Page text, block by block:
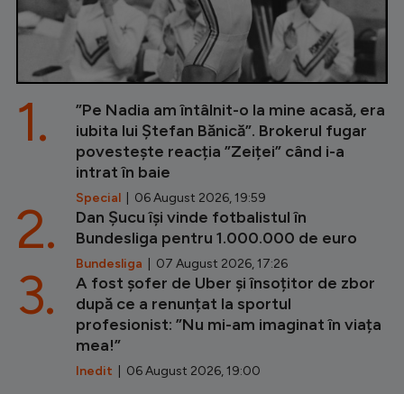
”Pe Nadia am întâlnit-o la mine acasă, era
iubita lui Ștefan Bănică”. Brokerul fugar
povestește reacția ”Zeiței” când i-a
intrat în baie
Special | 06 August 2026, 19:59
1.
Dan Șucu își vinde fotbalistul în
Bundesliga pentru 1.000.000 de euro
Bundesliga | 07 August 2026, 17:26
2.
A fost șofer de Uber și însoțitor de zbor
după ce a renunțat la sportul
profesionist: ”Nu mi-am imaginat în viața
mea!”
Inedit | 06 August 2026, 19:00
3.